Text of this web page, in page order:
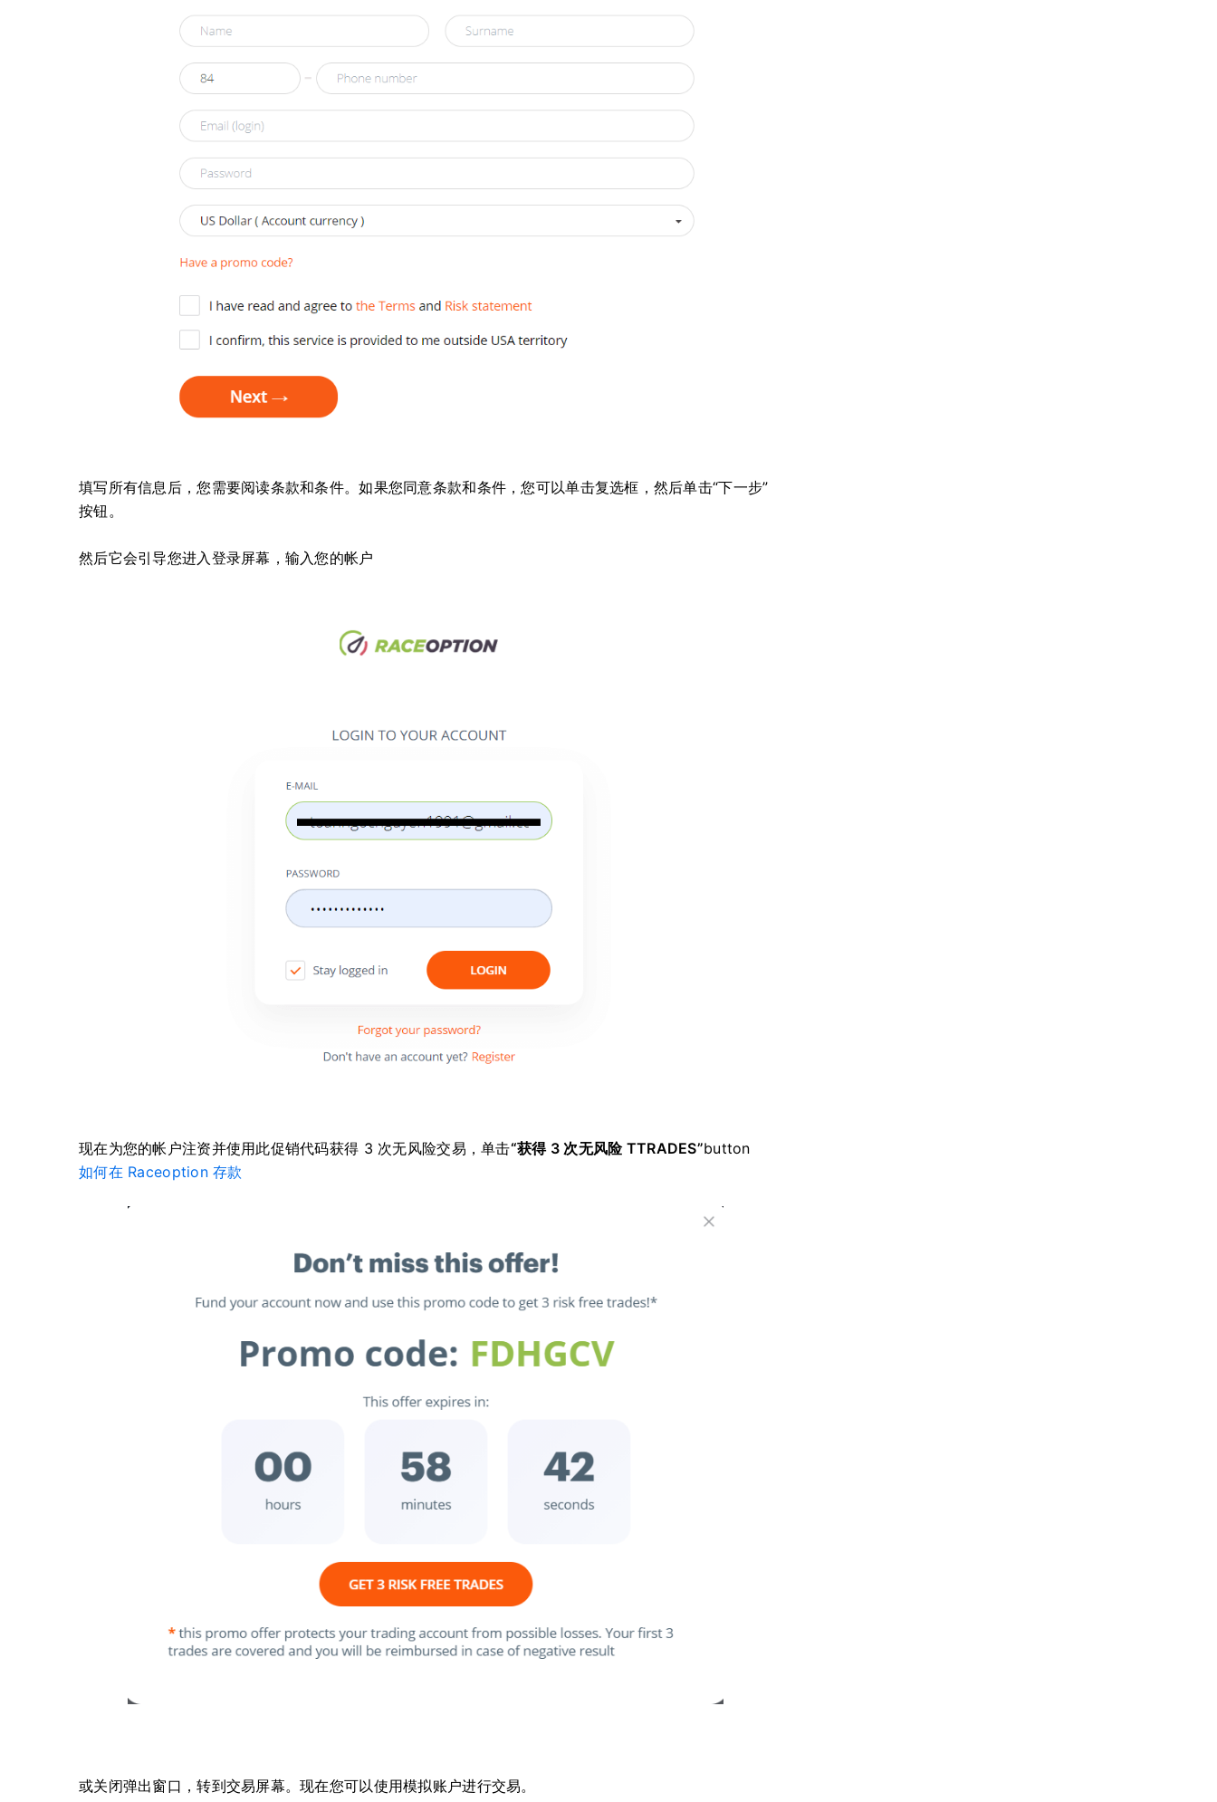
填写所有信息后，您需要阅读条款和条件。如果您同意条款和条件，您可以单击复选框，然后单击“下一步”
按钮。
然后它会引导您进入登录屏幕，输入您的帐户
现在为您的帐户注资并使用此促销代码获得 3 次无风险交易，单击“获得 3 次无风险 TTRADES”button
如何在 Raceoption 存款
或关闭弹出窗口，转到交易屏幕。现在您可以使用模拟账户进行交易。